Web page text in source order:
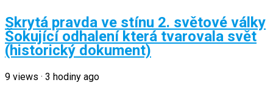
Skrytá pravda ve stínu 2. světové války
Šokující odhalení která tvarovala svět
(historický dokument)
9 views · 3 hodiny ago